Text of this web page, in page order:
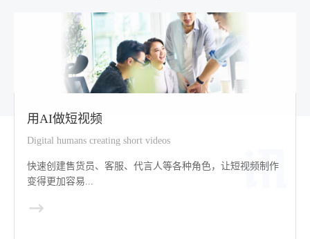
用AI做短视频
Digital humans creating short videos
快速创建售货员、客服、代言人等各种角色，让短视频制作
变得更加容易...